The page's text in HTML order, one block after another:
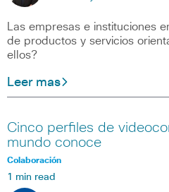
Las empresas e instituciones
de productos y servicios
ellos?
Leer mas
Cinco perfiles de
mundo conoce
Colaboración
1 min read